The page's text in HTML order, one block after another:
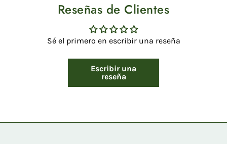
Reseñas de Clientes
Sé el primero en escribir una reseña
Escribir una
reseña